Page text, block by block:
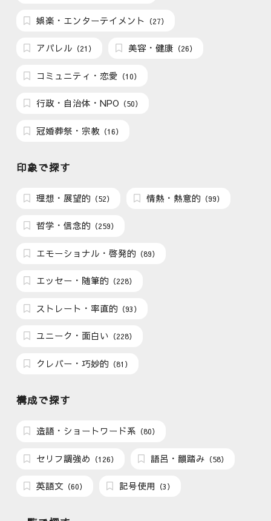
娯楽・エンターテイメント （27）
アパレル （21） 美容・健康 （26）
コミュニティ・恋愛 （10）
行政・自治体・NPO （50）
冠婚葬祭・宗教 （16）
印象で探す
理想・展望的 （52） 情熱・熱意的 （99）
哲学・信念的 （259）
エモーショナル・啓発的 （89）
エッセー・随筆的 （228）
ストレート・率直的 （93）
ユニーク・面白い （228）
クレバー・巧妙的 （81）
構成で探す
造語・ショートワード系 （80）
セリフ調強め （126） 語呂・韻踏み （58）
英語文 （60） 記号使用 （3）